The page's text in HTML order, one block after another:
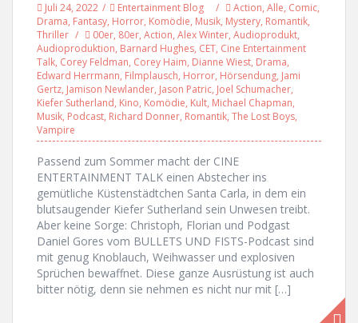
Juli 24, 2022 Entertainment Blog Action, Alle, Comic,
Drama, Fantasy, Horror, Komödie, Musik, Mystery, Romantik,
Thriller
00er, 80er, Action, Alex Winter, Audioprodukt,
Audioproduktion, Barnard Hughes, CET, Cine Entertainment
Talk, Corey Feldman, Corey Haim, Dianne Wiest, Drama,
Edward Herrmann, Filmplausch, Horror, Hörsendung, Jami
Gertz, Jamison Newlander, Jason Patric, Joel Schumacher,
Kiefer Sutherland, Kino, Komödie, Kult, Michael Chapman,
Musik, Podcast, Richard Donner, Romantik, The Lost Boys,
Vampire
Passend zum Sommer macht der CINE
ENTERTAINMENT TALK einen Abstecher ins
gemütliche Küstenstädtchen Santa Carla, in dem ein
blutsaugender Kiefer Sutherland sein Unwesen treibt.
Aber keine Sorge: Christoph, Florian und Podgast
Daniel Gores vom BULLETS UND FISTS-Podcast sind
mit genug Knoblauch, Weihwasser und explosiven
Sprüchen bewaffnet. Diese ganze Ausrüstung ist auch
bitter nötig, denn sie nehmen es nicht nur mit […]